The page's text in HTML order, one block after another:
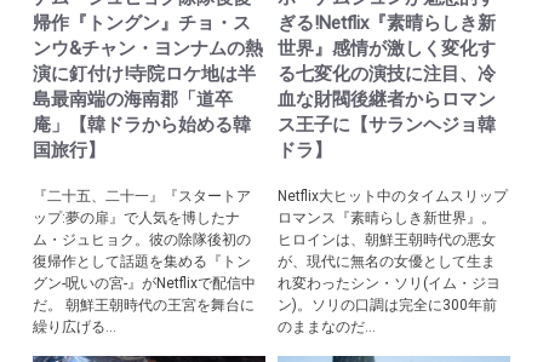
帰作『トングン』チョ・ス
ンウ&チャン・ヨンナムの熱
演に釘付け!寺院ロケ地は半
島最南端の海南郡「道卒
庵」【韓ドラから始める韓
国旅行】
『二十五、二十一』『スタートア
ップ:夢の扉』で人気を博したナ
ム・ジュヒョク。彼の除隊後初の
復帰作として話題を集める『トン
グン-呪いの宮-』がNetflixで配信中
だ。 朝鮮王朝時代の王宮を舞台に
繰り広げる...
ぎる!Netflix『素晴らしき新
世界』感情が激しく変化す
る七変化の演技に注目、冷
血な財閥後継者からロマン
ス王子に【サランヘジョ韓
ドラ】
Netflix大ヒット中のタイムスリップ
ロマンス『素晴らしき新世界』。
ヒロインは、朝鮮王朝時代の悪女
が、現代に無名の女優として生ま
れ変わったシン・ソリ(イム・ジヨ
ン)。ソリの口調は完全に300年前
のままなのだ...